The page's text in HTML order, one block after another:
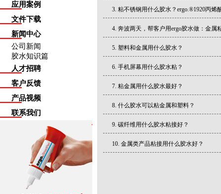
应用案例
文件下载
新闻中心
公司新闻
胶水知识篇
人才招聘
客户反馈
产品视频
联系我们
粘不锈钢用什么胶水？ergo.®1920丙烯
奔波两天，帮客户用ergo胶水做：金属
塑料和金属用什么胶水？
手机屏幕用什么胶水粘？
粘金属用什么胶水最好？
什么胶水可以粘金属和塑料？
碳纤维用什么胶水粘接好？
金属类产品粘接用什么胶水好？